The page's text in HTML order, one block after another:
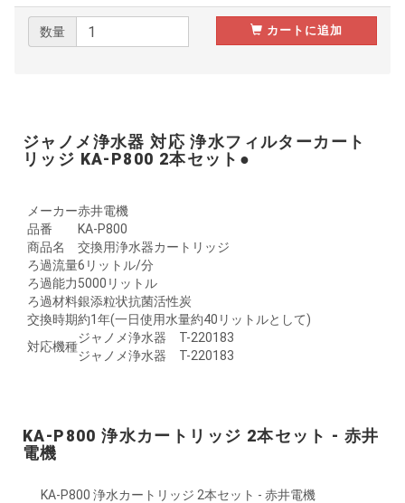
数量 カートに追加
ジャノメ浄水器 対応 浄水フィルターカート
リッジ KA-P800 2本セット●
メーカー赤井電機
品番
KA-P800
商品名
交換用浄水器カートリッジ
ろ過流量6リットル/分
ろ過能力5000リットル
ろ過材料銀添粒状抗菌活性炭
交換時期約1年(一日使用水量約40リットルとして)
対応機種
ジャノメ浄水器 T-220183
ジャノメ浄水器 T-220183
KA-P800 浄水カートリッジ 2本セット - 赤井
電機
KA-P800 浄水カートリッジ 2本セット - 赤井電機